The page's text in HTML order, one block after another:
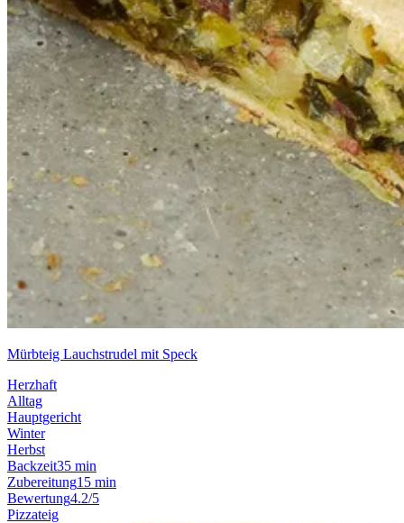
Mürbteig Lauchstrudel mit Speck
Herzhaft
Alltag
Hauptgericht
Winter
Herbst
Backzeit35 min
Zubereitung15 min
Bewertung4.2/5
Pizzateig